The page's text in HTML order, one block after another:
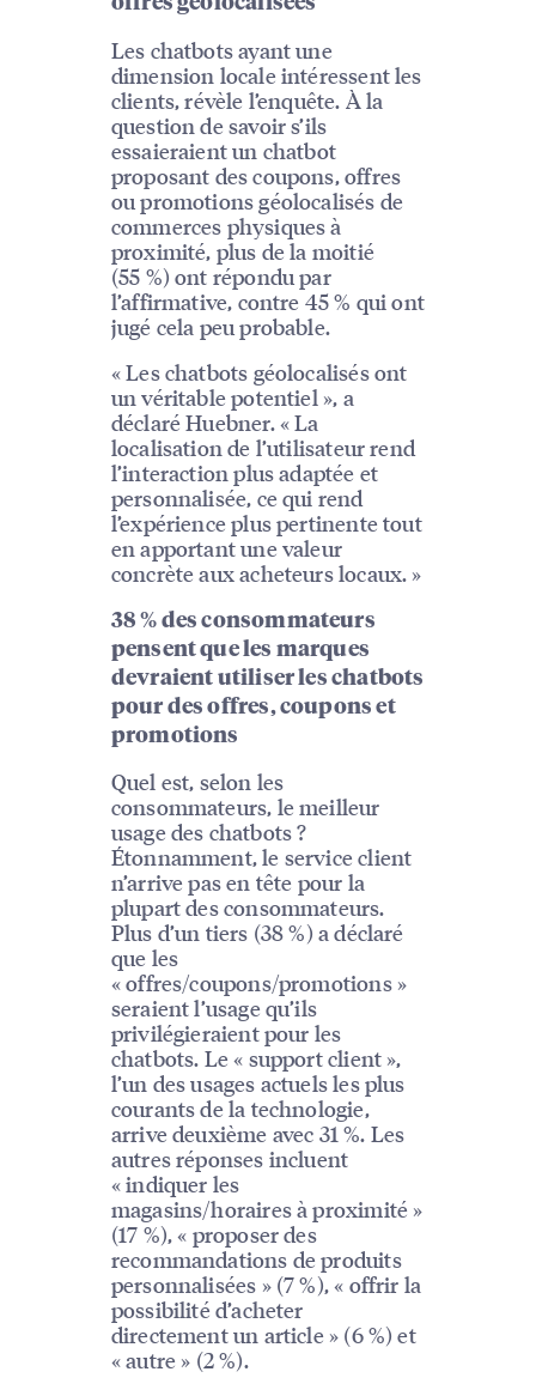
Les chatbots ayant une
dimension locale intéressent les
clients, révèle l’enquête. À la
question de savoir s’ils
essaieraient un chatbot
proposant des coupons, offres
ou promotions géolocalisés de
commerces physiques à
proximité, plus de la moitié
(55 %) ont répondu par
l’affirmative, contre 45 % qui ont
jugé cela peu probable.
« Les chatbots géolocalisés ont
un véritable potentiel », a
déclaré Huebner. « La
localisation de l’utilisateur rend
l’interaction plus adaptée et
personnalisée, ce qui rend
l’expérience plus pertinente tout
en apportant une valeur
concrète aux acheteurs locaux. »
38 % des consommateurs
pensent que les marques
devraient utiliser les chatbots
pour des offres, coupons et
promotions
Quel est, selon les
consommateurs, le meilleur
usage des chatbots ?
Étonnamment, le service client
n’arrive pas en tête pour la
plupart des consommateurs.
Plus d’un tiers (38 %) a déclaré
que les
« offres/coupons/promotions »
seraient l’usage qu’ils
privilégieraient pour les
chatbots. Le « support client »,
l’un des usages actuels les plus
courants de la technologie,
arrive deuxième avec 31 %. Les
autres réponses incluent
« indiquer les
magasins/horaires à proximité »
(17 %), « proposer des
recommandations de produits
personnalisées » (7 %), « offrir la
possibilité d’acheter
directement un article » (6 %) et
« autre » (2 %).